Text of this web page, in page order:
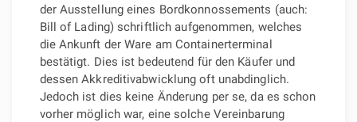
der Ausstellung eines Bordkonnossements (auch:
Bill of Lading) schriftlich aufgenommen, welches
die Ankunft der Ware am Containerterminal
bestätigt. Dies ist bedeutend für den Käufer und
dessen Akkreditivabwicklung oft unabdinglich.
Jedoch ist dies keine Änderung per se, da es schon
vorher möglich war, eine solche Vereinbarung